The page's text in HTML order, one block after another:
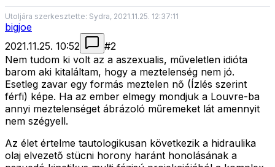
Utoljára szerkesztette: Sydra, 2021.11.25. 12:37:11
bigjoe
2021.11.25. 10:52
#2
Nem tudom ki volt az a aszexualis, műveletlen idióta
barom aki kitaláltam, hogy a meztelenség nem jó.
Esetleg zavar egy formás meztelen nő (Ízlés szerint
férfi) képe. Ha az ember elmegy mondjuk a Louvre-ba
annyi meztelenséget ábrázoló műremeket lát amennyit
nem szégyell.
Az élet értelme tautologikusan következik a hidraulika
olaj elvezető stücni horony haránt honolásának a